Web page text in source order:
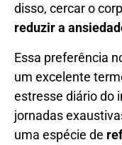
disso, cercar o
reduzir a
Essa preferência
um excelente
estresse diário do
jornadas
uma espécie de